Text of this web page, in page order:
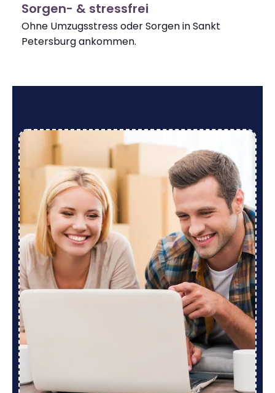
Sorgen- & stressfrei
Ohne Umzugsstress oder Sorgen in Sankt
Petersburg ankommen.